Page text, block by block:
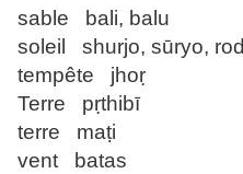
sable bali, balu
soleil shurjo, sūryo, rod
tempête jhoṛ
Terre pṛthibī
terre maṭi
vent batas